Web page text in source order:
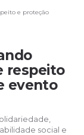
e proteção
respeito
evento
social e